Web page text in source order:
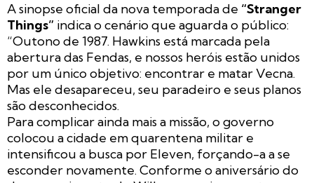
A sinopse oficial da nova temporada de “Stranger
Things” indica o cenário que aguarda o público:
“Outono de 1987. Hawkins está marcada pela
abertura das Fendas, e nossos heróis estão unidos
por um único objetivo: encontrar e matar Vecna.
Mas ele desapareceu, seu paradeiro e seus planos
são desconhecidos.
Para complicar ainda mais a missão, o governo
colocou a cidade em quarentena militar e
intensificou a busca por Eleven, forçando-a a se
esconder novamente. Conforme o aniversário do